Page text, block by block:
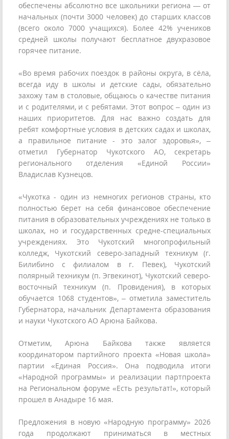
обеспечены абсолютно все школьники региона — от
начальных (почти 3000 человек) до старших классов
(всего около 7000 учащихся). Более 42% учеников
средней школы получают бесплатное двухразовое
горячее питание.
«Во время рабочих поездок в районы округа, в сёла,
всегда иду в школы и детские сады, обязательно
захожу там в столовые, общаюсь о качестве питания
и с родителями, и с ребятами. Этот вопрос – один из
наших приоритетов. Для нас важно создать для
ребят комфортные условия в детских садах и школах,
а правильное питание - это залог здоровья», –
отметил Губернатор Чукотского АО, секретарь
регионального отделения «Единой России»
Владислав Кузнецов.
«Чукотка - один из немногих регионов страны, кто
полностью берет на себя финансовое обеспечение
питания в образовательных учреждениях не только в
школах, но и государственных средне-специальных
учреждениях. Это Чукотский многопрофильный
колледж, Чукотский северо-западный техникум (г.
Билибино с филиалом в г. Певек), Чукотский
полярный техникум (п. Эгвекинот), Чукотский северо-
восточный техникум (п. Провидения), в которых
обучается 1068 студентов», – отметила заместитель
Губернатора, начальник Департамента образования
и науки Чукотского АО Арюна Байкова.
Отметим, Арюна Байкова также является
координатором партийного проекта «Новая школа»
партии «Единая Россия». Она подводила итоги
«Народной программы» и реализации партпроекта
на Региональном форуме «Есть результат!», который
прошел в Анадыре 16 мая.
Предложения в новую «Народную программу» 2026
года продолжают приниматься в местных